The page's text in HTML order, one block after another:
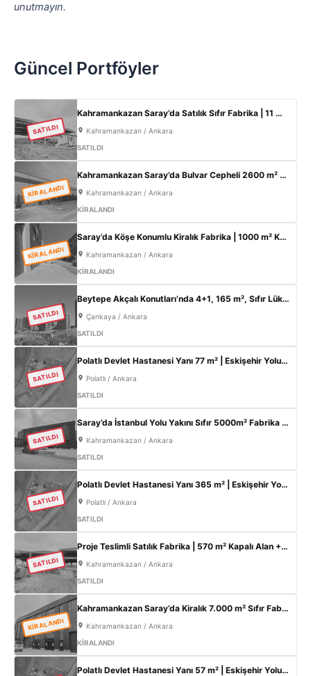
unutmayın.
Güncel Portföyler
SATILDI
Kahramankazan Saray’da Satılık Sıfır Fabrika | 11 m Tavan | 200 KW
Kahramankazan / Ankara
SATILDI
KİRALANDI
Kahramankazan Saray’da Bulvar Cepheli 2600 m² Kiralık Fabrika | 400 KW Enerji | Ofisli Üretim Tesisi
Kahramankazan / Ankara
KİRALANDI
KİRALANDI
Saray’da Köşe Konumlu Kiralık Fabrika | 1000 m² Kapalı Alan | 3 Kat Ofis | 100 kW
Kahramankazan / Ankara
KİRALANDI
SATILDI
Beytepe Akçalı Konutları’nda 4+1, 165 m², Sıfır Lüks Daire | Site İçi, Otoparklı, Takasa Uygun
Çankaya / Ankara
SATILDI
SATILDI
Polatlı Devlet Hastanesi Yanı 77 m² | Eskişehir Yolu Cepheli | Ticari+Konut İmarlı Arsa
Polatlı / Ankara
SATILDI
SATILDI
Saray’da İstanbul Yolu Yakını Sıfır 5000m² Fabrika | 300KW & 800m² Ofis
Kahramankazan / Ankara
SATILDI
SATILDI
Polatlı Devlet Hastanesi Yanı 365 m² | Eskişehir Yolu Cepheli | Ticari+Konut İmarlı Arsa
Polatlı / Ankara
SATILDI
SATILDI
Proje Teslimli Satılık Fabrika | 570 m² Kapalı Alan + 450 m² Açık Alan | 100 KW Enerji | Saray Kahramankazan
Kahramankazan / Ankara
SATILDI
KİRALANDI
Kahramankazan Saray’da Kiralık 7.000 m² Sıfır Fabrika | 2.000 m² Açık Alan | 300 KW
Kahramankazan / Ankara
KİRALANDI
Polatlı Devlet Hastanesi Yanı 57 m² | Eskişehir Yolu Cepheli | Ticari+Konut İmarlı Arsa